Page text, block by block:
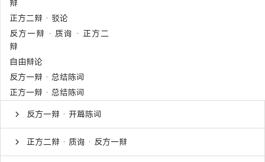
辩
正方二辩 · 驳论
反方一辩 · 质询 · 正方二
辩
自由辩论
反方一辩 · 总结陈词
正方一辩 · 总结陈词
反方一辩 · 开篇陈词
正方二辩 · 质询 · 反方一辩